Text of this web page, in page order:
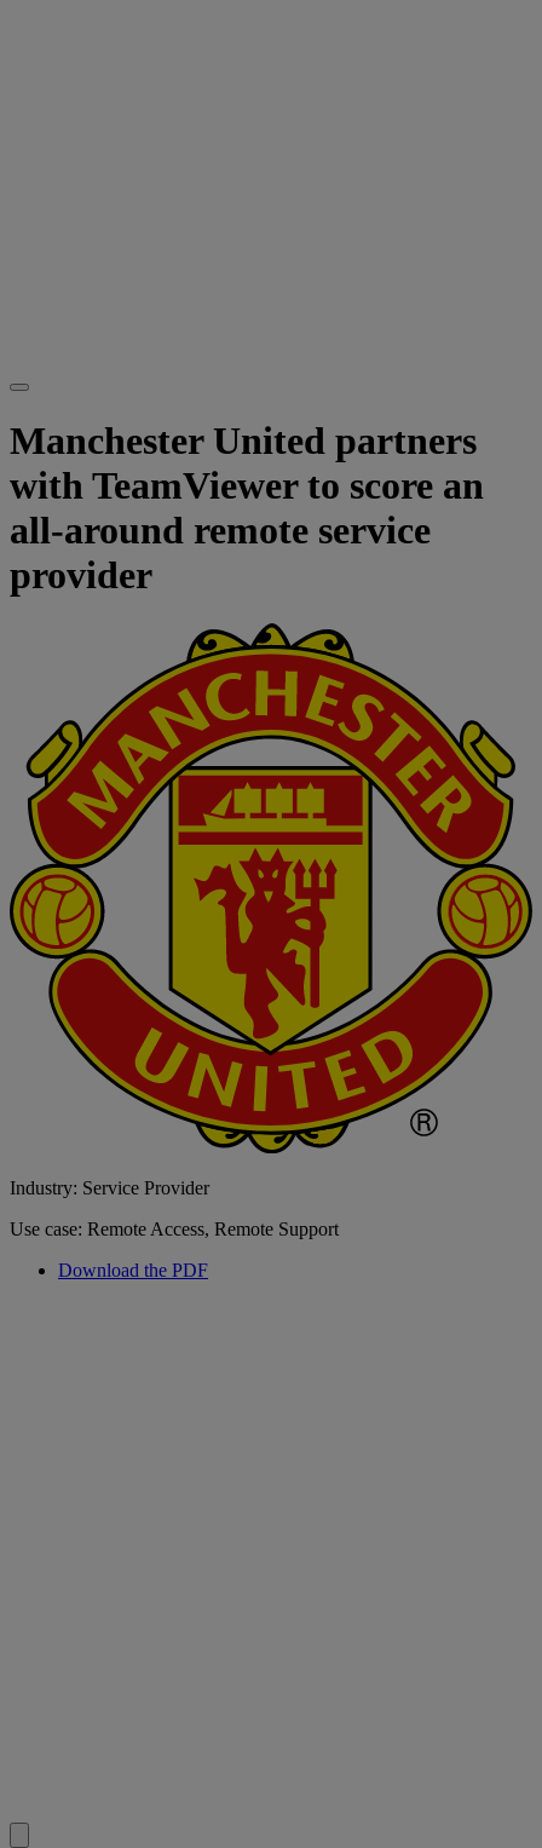
Manchester United partners
with TeamViewer to score an
all-around remote service
provider
Industry: Service Provider
Use case: Remote Access, Remote Support
Download the PDF